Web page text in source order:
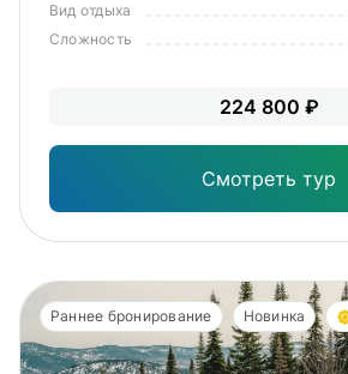
Вид отдыха
Сложность
224 800 ₽
Смотреть тур
Раннее бронирование Новинка